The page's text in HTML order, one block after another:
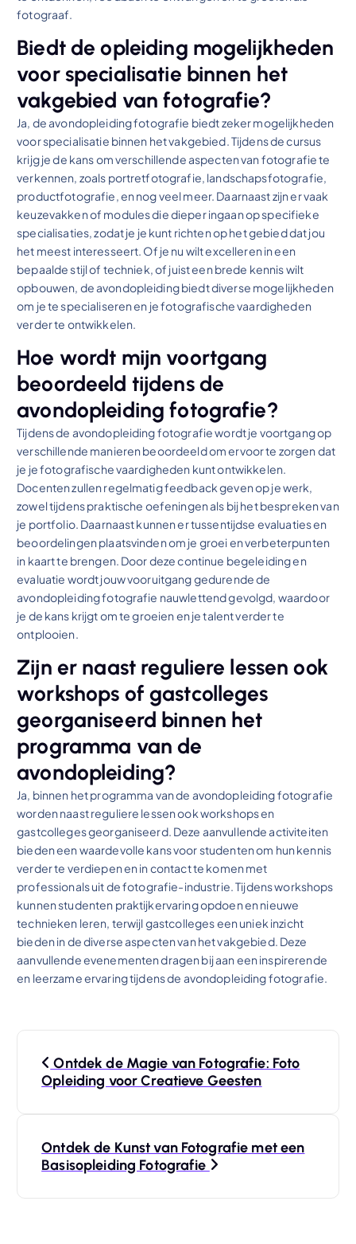
fotograaf.
Biedt de opleiding mogelijkheden
voor specialisatie binnen het
vakgebied van fotografie?
Ja, de avondopleiding fotografie biedt zeker mogelijkheden
voor specialisatie binnen het vakgebied. Tijdens de cursus
krijg je de kans om verschillende aspecten van fotografie te
verkennen, zoals portretfotografie, landschapsfotografie,
productfotografie, en nog veel meer. Daarnaast zijn er vaak
keuzevakken of modules die dieper ingaan op specifieke
specialisaties, zodat je je kunt richten op het gebied dat jou
het meest interesseert. Of je nu wilt excelleren in een
bepaalde stijl of techniek, of juist een brede kennis wilt
opbouwen, de avondopleiding biedt diverse mogelijkheden
om je te specialiseren en je fotografische vaardigheden
verder te ontwikkelen.
Hoe wordt mijn voortgang
beoordeeld tijdens de
avondopleiding fotografie?
Tijdens de avondopleiding fotografie wordt je voortgang op
verschillende manieren beoordeeld om ervoor te zorgen dat
je je fotografische vaardigheden kunt ontwikkelen.
Docenten zullen regelmatig feedback geven op je werk,
zowel tijdens praktische oefeningen als bij het bespreken van
je portfolio. Daarnaast kunnen er tussentijdse evaluaties en
beoordelingen plaatsvinden om je groei en verbeterpunten
in kaart te brengen. Door deze continue begeleiding en
evaluatie wordt jouw vooruitgang gedurende de
avondopleiding fotografie nauwlettend gevolgd, waardoor
je de kans krijgt om te groeien en je talent verder te
ontplooien.
Zijn er naast reguliere lessen ook
workshops of gastcolleges
georganiseerd binnen het
programma van de
avondopleiding?
Ja, binnen het programma van de avondopleiding fotografie
worden naast reguliere lessen ook workshops en
gastcolleges georganiseerd. Deze aanvullende activiteiten
bieden een waardevolle kans voor studenten om hun kennis
verder te verdiepen en in contact te komen met
professionals uit de fotografie-industrie. Tijdens workshops
kunnen studenten praktijkervaring opdoen en nieuwe
technieken leren, terwijl gastcolleges een uniek inzicht
bieden in de diverse aspecten van het vakgebied. Deze
aanvullende evenementen dragen bij aan een inspirerende
en leerzame ervaring tijdens de avondopleiding fotografie.
Ontdek de Magie van Fotografie: Foto
Opleiding voor Creatieve Geesten
Ontdek de Kunst van Fotografie met een
Basisopleiding Fotografie